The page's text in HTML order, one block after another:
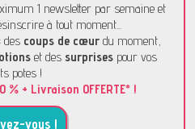
1 newsletter par semaine et
à tout moment...
des coups de cœurdu moment,
et dessurprises pour vos
potes !
% + Livraison OFFERTE* !
vous !